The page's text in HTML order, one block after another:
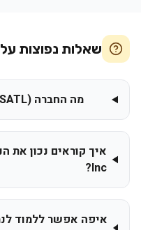
שאלות נפוצות על
מה החברה Satellogic Inc (SATL) עושה?
Inc?